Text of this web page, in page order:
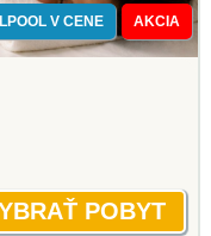
V CENE AKCIA